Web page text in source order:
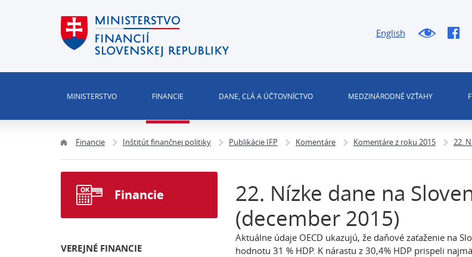
English
MINISTERSTVO FINANCIE DANE, CLÁ A ÚČTOVNÍCTVO MEDZINÁRODNÉ VZŤAHY
Financie Inštitút finančnej politiky Publikácie IFP Komentáre Komentáre z roku 2015 22.
22. Nízke dane na
(december 2015)
Aktuálne údaje OECD ukazujú, že daňové zaťaženie na
hodnotu 31 % HDP. K nárastu z 30,4% HDP prispeli
Financie
VEREJNÉ FINANCIE